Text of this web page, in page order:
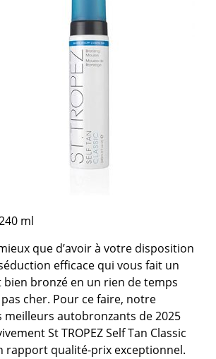
ml
que d’avoir à votre disposition
efficace qui vous fait un
bronzé en un rien de temps
cher. Pour ce faire, notre
meilleurs autobronzants de 2025
St TROPEZ Self Tan Classic
rapport qualité-prix exceptionnel.